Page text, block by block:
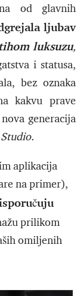
od glavnih
ljubav
tihom luksuzu,
i statusa,
bez oznaka
kakvu prave
generacija
aplikacija
na primer),
prilikom
omiljenih